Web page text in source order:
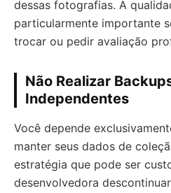
dessas fotografias. A
particularmente importante
trocar ou pedir avaliação
Não Realizar
Independentes
Você depende
manter seus dados de
estratégia que pode ser
desenvolvedora